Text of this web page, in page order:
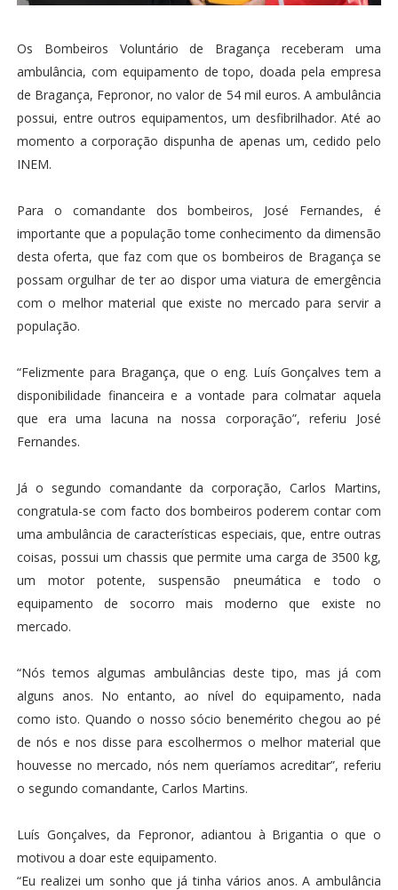
Os Bombeiros Voluntário de Bragança receberam uma
ambulância, com equipamento de topo, doada pela empresa
de Bragança, Fepronor, no valor de 54 mil euros. A ambulância
possui, entre outros equipamentos, um desfibrilhador. Até ao
momento a corporação dispunha de apenas um, cedido pelo
INEM.
Para o comandante dos bombeiros, José Fernandes, é
importante que a população tome conhecimento da dimensão
desta oferta, que faz com que os bombeiros de Bragança se
possam orgulhar de ter ao dispor uma viatura de emergência
com o melhor material que existe no mercado para servir a
população.
“Felizmente para Bragança, que o eng. Luís Gonçalves tem a
disponibilidade financeira e a vontade para colmatar aquela
que era uma lacuna na nossa corporação”, referiu José
Fernandes.
Já o segundo comandante da corporação, Carlos Martins,
congratula-se com facto dos bombeiros poderem contar com
uma ambulância de características especiais, que, entre outras
coisas, possui um chassis que permite uma carga de 3500 kg,
um motor potente, suspensão pneumática e todo o
equipamento de socorro mais moderno que existe no
mercado.
“Nós temos algumas ambulâncias deste tipo, mas já com
alguns anos. No entanto, ao nível do equipamento, nada
como isto. Quando o nosso sócio benemérito chegou ao pé
de nós e nos disse para escolhermos o melhor material que
houvesse no mercado, nós nem queríamos acreditar”, referiu
o segundo comandante, Carlos Martins.
Luís Gonçalves, da Fepronor, adiantou à Brigantia o que o
motivou a doar este equipamento.
“Eu realizei um sonho que já tinha vários anos. A ambulância